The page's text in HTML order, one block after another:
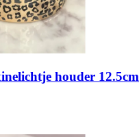
houder 12.5cm